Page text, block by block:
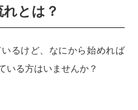
とは？
るけど、なにから始めれば
いる方はいませんか？